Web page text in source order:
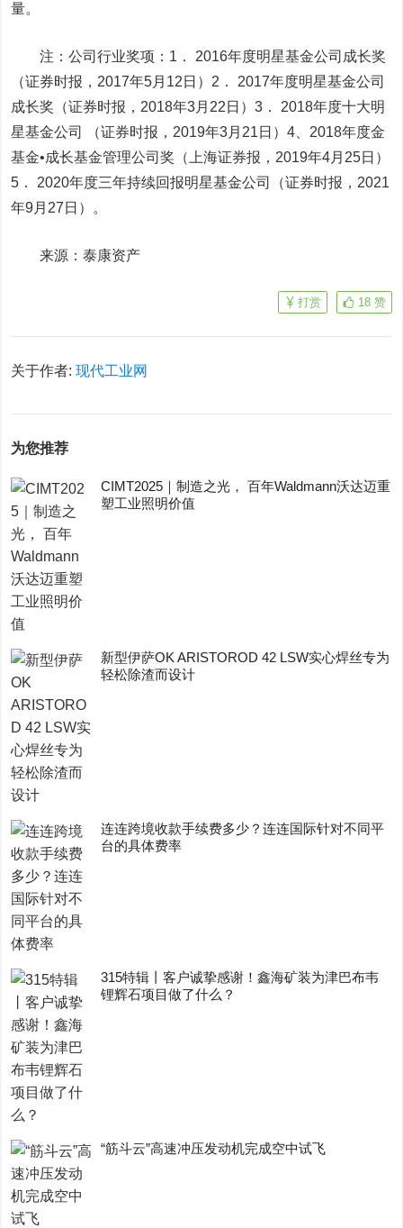
量。
注：公司行业奖项：1． 2016年度明星基金公司成长奖
（证券时报，2017年5月12日）2． 2017年度明星基金公司
成长奖（证券时报，2018年3月22日）3． 2018年度十大明
星基金公司 （证券时报，2019年3月21日）4、2018年度金
基金•成长基金管理公司奖（上海证券报，2019年4月25日）
5． 2020年度三年持续回报明星基金公司（证券时报，2021
年9月27日）。
来源：泰康资产
18 赞
打赏
关于作者:现代工业网
为您推荐
CIMT2025｜制造之光， 百年Waldmann沃达迈重
塑工业照明价值
新型伊萨OK ARISTOROD 42 LSW实心焊丝专为
轻松除渣而设计
连连跨境收款手续费多少？连连国际针对不同平
台的具体费率
315特辑丨客户诚挚感谢！鑫海矿装为津巴布韦
锂辉石项目做了什么？
“筋斗云”高速冲压发动机完成空中试飞